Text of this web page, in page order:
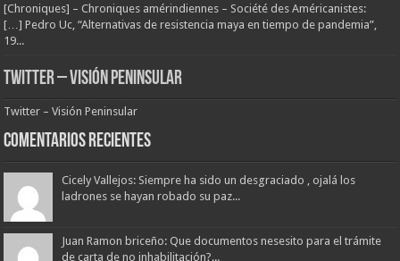
[Chroniques] – Chroniques amérindiennes – Société des Américanistes:
[…] Pedro Uc, “Alternativas de resistencia maya en tiempo de pandemia”,
19...
Twitter – Visión Peninsular
Twitter – Visión Peninsular
Comentarios Recientes
Cicely Vallejos: Siempre ha sido un desgraciado , ojalá los
ladrones se hayan robado su paz...
Juan Ramon briceño: Que documentos nesesito para el trámite
de carta de no inhabilitación?...